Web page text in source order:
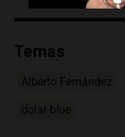
Temas
Alberto Fernández
dolar-blue